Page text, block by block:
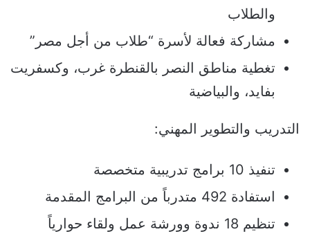
والطلاب
مشاركة فعالة لأسرة “طلاب من أجل مصر”
تغطية مناطق النصر بالقنطرة غرب، وكسفريت
بفايد، والبياضية
التدريب والتطوير المهني:
تنفيذ 10 برامج تدريبية متخصصة
استفادة 492 متدرباً من البرامج المقدمة
تنظيم 18 ندوة وورشة عمل ولقاء حوارياً